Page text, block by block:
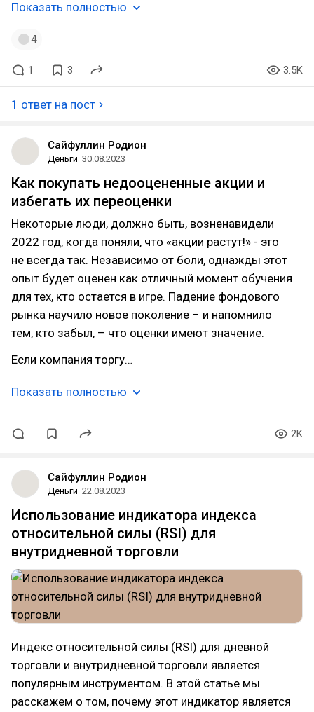
Показать полностью
4
1 3 3.5K
1 ответ на пост
Сайфуллин Родион
Деньги 30.08.2023
Как покупать недооцененные акции и
избегать их переоценки
Некоторые люди, должно быть, возненавидели
2022 год, когда поняли, что «акции растут!» - это
не всегда так. Независимо от боли, однажды этот
опыт будет оценен как отличный момент обучения
для тех, кто остается в игре. Падение фондового
рынка научило новое поколение – и напомнило
тем, кто забыл, – что оценки имеют значение.
Если компания торгу…
Показать полностью
2K
Сайфуллин Родион
Деньги 22.08.2023
Использование индикатора индекса
относительной силы (RSI) для
внутридневной торговли
Индекс относительной силы (RSI) для дневной
торговли и внутридневной торговли является
популярным инструментом. В этой статье мы
расскажем о том, почему этот индикатор является